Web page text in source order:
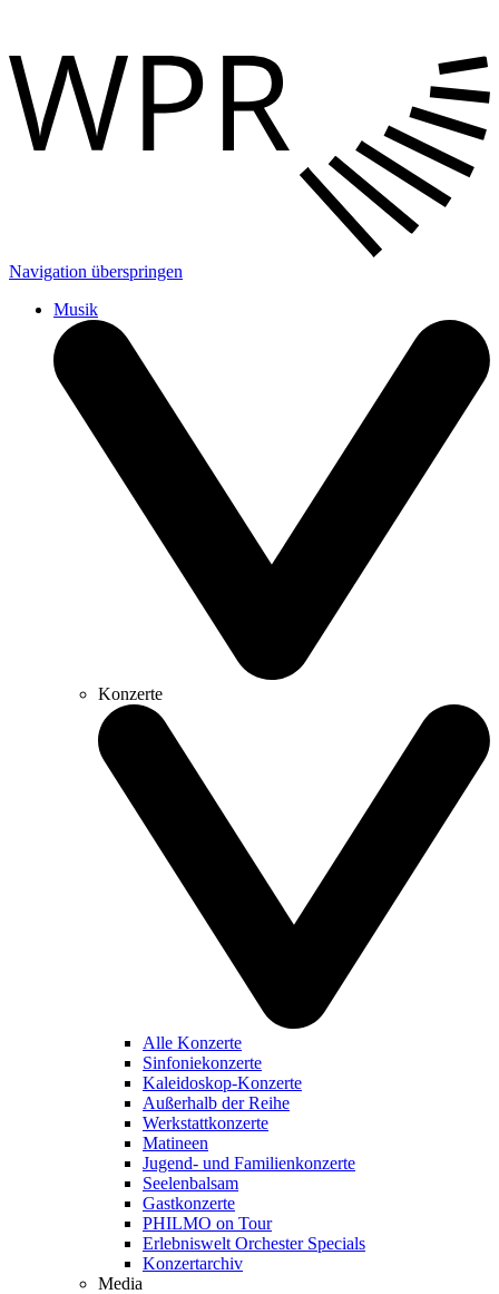
Navigation überspringen
Musik
Konzerte
Alle Konzerte
Sinfoniekonzerte
Kaleidoskop-Konzerte
Außerhalb der Reihe
Werkstattkonzerte
Matineen
Jugend- und Familienkonzerte
Seelenbalsam
Gastkonzerte
PHILMO on Tour
Erlebniswelt Orchester Specials
Konzertarchiv
Media